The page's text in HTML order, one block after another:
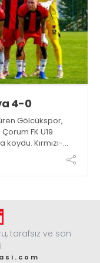
4-0
Gölcükspor,
FK U19
Kırmızı-
rakibini 4-0
tarafsız ve son